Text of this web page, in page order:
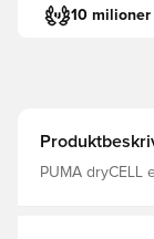
10
PUMA dryCELL